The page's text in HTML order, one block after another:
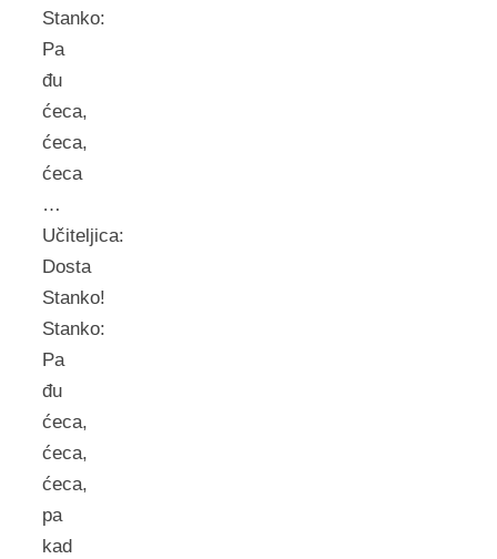
Stanko:
Pa
đu
ćeca,
ćeca,
ćeca
…
Učiteljica:
Dosta
Stanko!
Stanko:
Pa
đu
ćeca,
ćeca,
ćeca,
pa
kad